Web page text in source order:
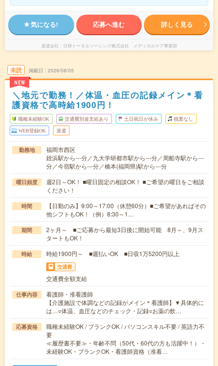
気になる! 応募へ進む 詳しく見る
派遣会社 日研トータルソーシング株式会社 メディカルケア事業部
未読
NEW
掲載日 2026/08/05
＼地元で勤務！／体温・血圧の記録メイン＊看
護資格で高時給1900円！
職種未経験OK 交通費別途支給あり 土日祝日が休み 残業なし
WEB登録OK 派遣
勤務地
福岡市西区
姪浜駅から---分／九大学研都市駅から---分／周船寺駅から---
分／今宿駅から---分／橋本(福岡県)駅から---分
曜日頻度
週2日～OK！ ■曜日固定の相談OK！ ■ご希望の曜日をご相談
ください！
時間
【日勤のみ】9:00～17:00（休憩60分）■ご希望があればその
他シフトもOK！（例）8:30～1…
期間
2ヶ月～ ■ご応募から最短3日後に開始可能 8月～、9月ス
タートもOK！
時給 時給1900円～ ■週払いOK ■日収1万5200円以上
交通費
交通費全額支給
仕事内容
看護師・准看護師
【介護施設で体調などの記録がメイン＊看護師】▼具体的に
は…○体温、血圧などのチェック・記録○お薬の飲…
応募資格
職種未経験OK / ブランクOK / パソコンスキル不要 / 英語力不
要
≪履歴書不要≫・年齢不問（50代・60代の方も活躍中！）・
未経験OK・ブランクOK・看護師資格（准看…